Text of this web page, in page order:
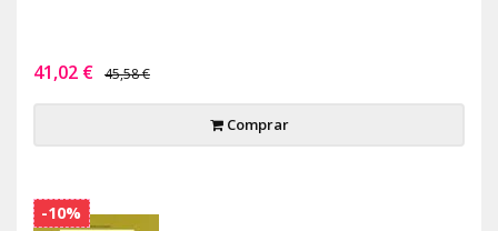
41,02 € 45,58 €
Comprar
-10%